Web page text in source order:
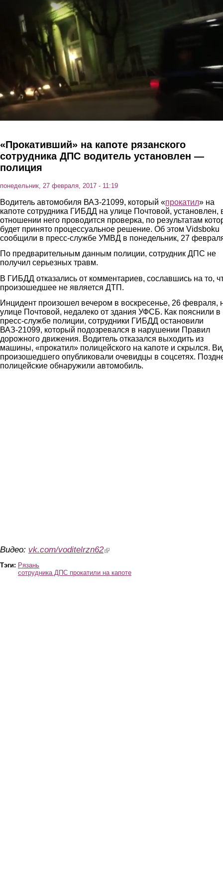
Перейти к основному содержанию
«Прокативший» на капоте рязанского
сотрудника ДПС водитель установлен —
полиция
понедельник, 27 февраля, 2017 - 11:19
Водитель автомобиля ВАЗ-21099, который «прокатил» на
капоте сотрудника ГИБДД на улице Почтовой, установлен,
отношении него проводится проверка, по результатам
будет принято процессуальное решение. Об этом Vidsboku
сообщили в пресс-службе УМВД в понедельник, 27
По предварительным данным полиции, сотрудник ДПС не
получил серьезных травм.
В ГИБДД отказались от комментариев, сославшись на то,
произошедшее не является ДТП.
Инцидент произошел вечером в воскресенье, 26 февраля,
улице Почтовой, недалеко от здания УФСБ. Как пояснили в
пресс-службе полиции, сотрудники ГИБДД остановили
ВАЗ-21099, который подозревался в нарушении Правил
дорожного движения. Водитель отказался выходить из
машины, «прокатил» полицейского на капоте и скрылся.
произошедшего опубликовали очевидцы в соцсетях.
полицейские обнаружили автомобиль.
Видео: vk.com/voditelrzn62(link is external)
Тэги: Рязань
сотрудника ДПС прокатили на капоте